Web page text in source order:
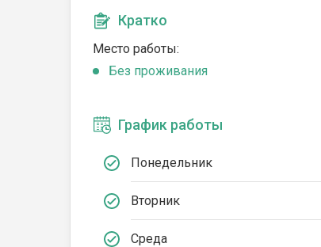
Кратко
Место работы:
Без проживания
График работы
Понедельник
Вторник
Среда